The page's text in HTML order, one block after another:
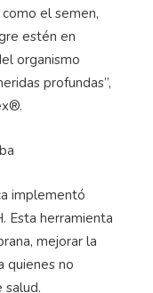
el semen,
estén en
organismo
profundas”,
implementó
Esta herramienta
mejorar la
quienes no
salud.